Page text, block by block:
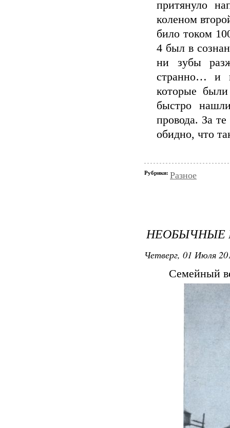
притянуло
коленом
било током
4 был в
ни зубы
странно… и
которые
быстро
провода. За
обидно, что
Рубрики: Разное
НЕОБЫЧНЫЕ
Четверг, 01 Июля
Семейный